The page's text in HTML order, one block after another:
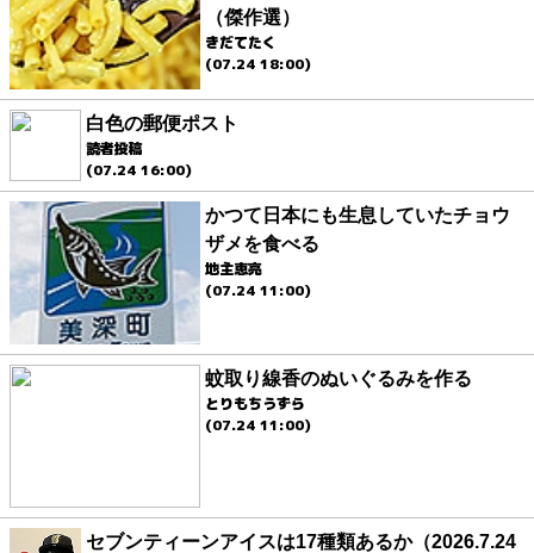
（傑作選）
きだてたく
(07.24 18:00)
白色の郵便ポスト
読者投稿
(07.24 16:00)
かつて日本にも生息していたチョウ
ザメを食べる
地主恵亮
(07.24 11:00)
蚊取り線香のぬいぐるみを作る
とりもちうずら
(07.24 11:00)
セブンティーンアイスは17種類あるか（2026.7.24